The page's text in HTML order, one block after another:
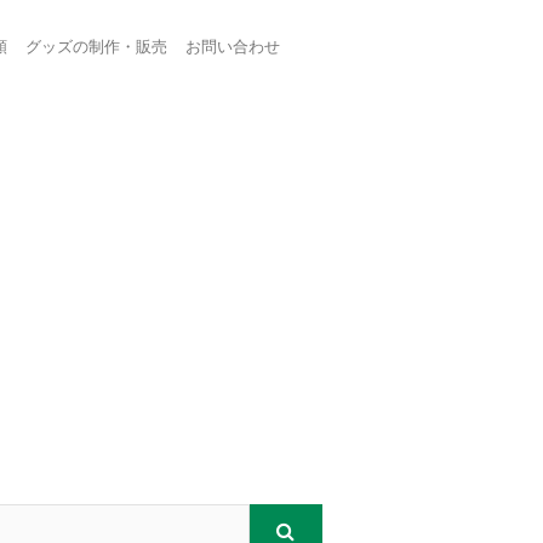
グッズの制作・販売 お問い合わせ